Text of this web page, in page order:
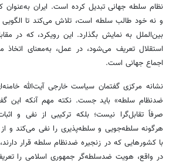
نظام سلطه جهانی تبدیل کرده است. ایران
و نه خود طالب سلطه است، تلاش می‌کند تا
بین‌الملل به نمایش بگذارد. این رویکرد، که در
استقلال تعریف می‌شود، در عمل، به‌معنای
اجماع جهانی است.
نشانه مرکزی گفتمان سیاست خارجی آیت‌الله
ضدنظام سلطه» باید جست. نکته مهم آنکه این
صرفاً تقابل‌گرا نیست؛ بلکه ترکیبی از نفی و
هرگونه سلطه‌جویی و سلطه‌پذیری را نفی می‌کند و
با کشورهایی که در زنجیره ضدنظام سلطه قرار
در واقع، هویت ضدسلطه‌گر جمهوری اسلامی را